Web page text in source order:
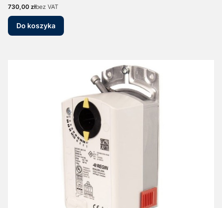
Cena
730,00 złbez VAT
Do koszyka